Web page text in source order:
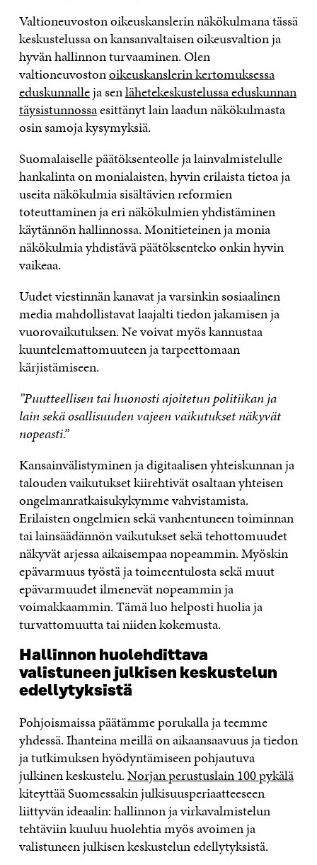
Valtioneuvoston oikeuskanslerin näkökulmana tässä
keskustelussa on kansanvaltaisen oikeusvaltion ja
hyvän hallinnon turvaaminen. Olen
valtioneuvostonoikeuskanslerin kertomuksessa
eduskunnalleja senlähetekeskustelussa eduskunnan
täysistunnossaesittänyt lain laadun näkökulmasta
osin samoja kysymyksiä.
Suomalaiselle päätöksenteolle ja lainvalmistelulle
hankalinta on monialaisten, hyvin erilaista tietoa ja
useita näkökulmia sisältävien reformien
toteuttaminen ja eri näkökulmien yhdistäminen
käytännön hallinnossa. Monitieteinen ja monia
näkökulmia yhdistävä päätöksenteko onkin hyvin
vaikeaa.
Uudet viestinnän kanavat ja varsinkin sosiaalinen
media mahdollistavat laajalti tiedon jakamisen ja
vuorovaikutuksen. Ne voivat myös kannustaa
kuuntelemattomuuteen ja tarpeettomaan
kärjistämiseen.
”Puutteellisen tai huonosti ajoitetun politiikan ja
lain sekä osallisuuden vajeen vaikutukset näkyvät
nopeasti.”
Kansainvälistyminen ja digitaalisen yhteiskunnan ja
talouden vaikutukset kiirehtivät osaltaan yhteisen
ongelmanratkaisukykymme vahvistamista.
Erilaisten ongelmien sekä vanhentuneen toiminnan
tai lainsäädännön vaikutukset sekä tehottomuudet
näkyvät arjessa aikaisempaa nopeammin. Myöskin
epävarmuus työstä ja toimeentulosta sekä muut
epävarmuudet ilmenevät nopeammin ja
voimakkaammin. Tämä luo helposti huolia ja
turvattomuutta tai niiden kokemusta.
Hallinnon huolehdittava
valistuneen julkisen keskustelun
edellytyksistä
Pohjoismaissa päätämme porukalla ja teemme
yhdessä. Ihanteina meillä on aikaansaavuus ja tiedon
ja tutkimuksen hyödyntämiseen pohjautuva
julkinen keskustelu.Norjan perustuslain 100 pykälä
kiteyttää Suomessakin julkisuusperiaatteeseen
liittyvän ideaalin: hallinnon ja virkavalmistelun
tehtäviin kuuluu huolehtia myös avoimen ja
valistuneen julkisen keskustelun edellytyksistä.